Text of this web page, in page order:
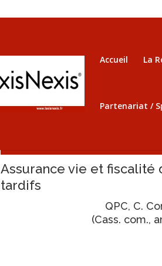
Accueil La
Partenariat /
Assurance vie et fiscalité
tardifs
QPC, C.
(Cass. com.,